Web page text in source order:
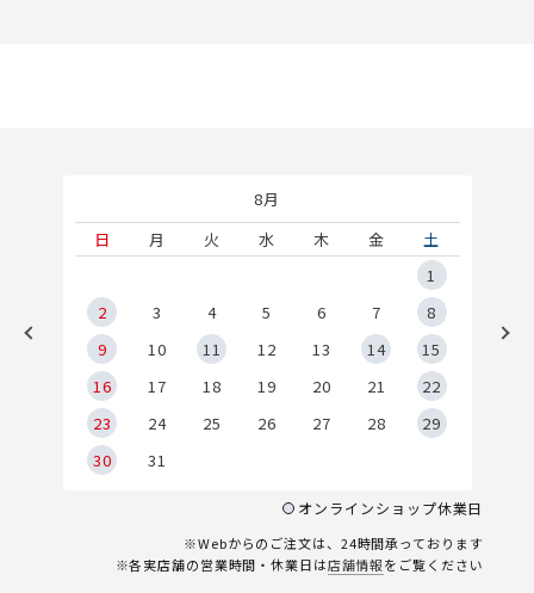
8月
日
月 火 水 木 金
土
1
2
3 4 5 6 7
8
9
10 11 12 13 14
15
16
17 18 19 20 21
22
23
24 25 26 27 28
29
30
31
オンラインショップ休業日
※Webからのご注文は、24時間承っております
※各実店舗の営業時間・休業日は店舗情報をご覧ください